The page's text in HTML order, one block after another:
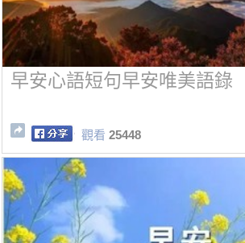
早安心語短句早安唯美語錄
觀看 25448